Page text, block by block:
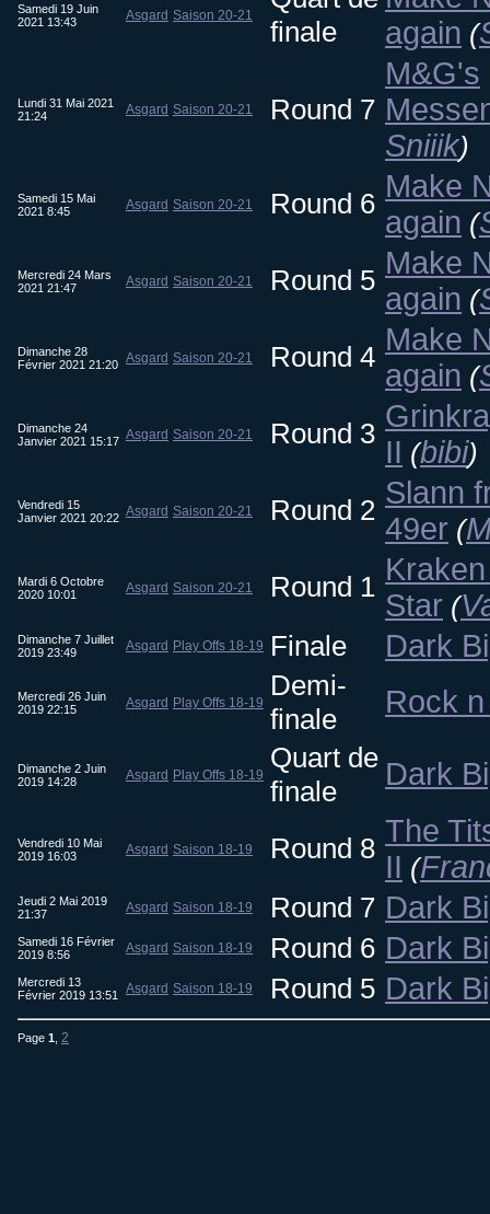
Samedi 19 Juin
2021 13:43
Asgard Saison 20-21
finale
again (
Lundi 31 Mai 2021
21:24
Asgard Saison 20-21 Round 7
M&G's
Sniiik)
Samedi 15 Mai
2021 8:45
Asgard Saison 20-21 Round 6 Make
again (
Mercredi 24 Mars
2021 21:47
Asgard Saison 20-21 Round 5 Make
again (
Dimanche 28
Février 2021 21:20 Asgard Saison 20-21 Round 4 Make
again (
Dimanche 24
Janvier 2021 15:17 Asgard Saison 20-21 Round 3
II (bibi)
Vendredi 15
Janvier 2021 20:22 Asgard Saison 20-21 Round 2 Slann
49er (
Mardi 6 Octobre
2020 10:01
Asgard Saison 20-21 Round 1
Star (
Dimanche 7 Juillet
2019 23:49
Asgard Play Offs 18-19 Finale Dark
Mercredi 26 Juin
2019 22:15
Asgard Play Offs 18-19
Demi-
finale
Rock
Dimanche 2 Juin
2019 14:28
Asgard Play Offs 18-19
Quart de
finale
Dark
Vendredi 10 Mai
2019 16:03
Asgard Saison 18-19 Round 8 The
II (
Jeudi 2 Mai 2019
21:37
Asgard Saison 18-19 Round 7 Dark
Samedi 16 Février
2019 8:56
Asgard Saison 18-19 Round 6 Dark
Mercredi 13
Février 2019 13:51
Asgard Saison 18-19 Round 5 Dark
Page 1 2